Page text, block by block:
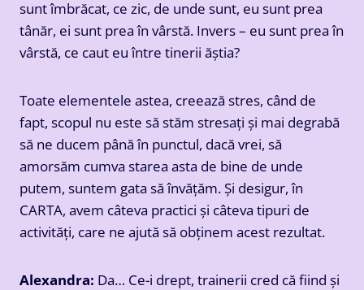
sunt îmbrăcat, ce zic, de unde sunt, eu sunt prea
tânăr, ei sunt prea în vârstă. Invers – eu sunt prea în
vârstă, ce caut eu între tinerii ăștia?
Toate elementele astea, creează stres, când de
fapt, scopul nu este să stăm stresați și mai degrabă
să ne ducem până în punctul, dacă vrei, să
amorsăm cumva starea asta de bine de unde
putem, suntem gata să învățăm. Și desigur, în
CARTA, avem câteva practici și câteva tipuri de
activități, care ne ajută să obținem acest rezultat.
Alexandra: Da… Ce-i drept, trainerii cred că fiind și